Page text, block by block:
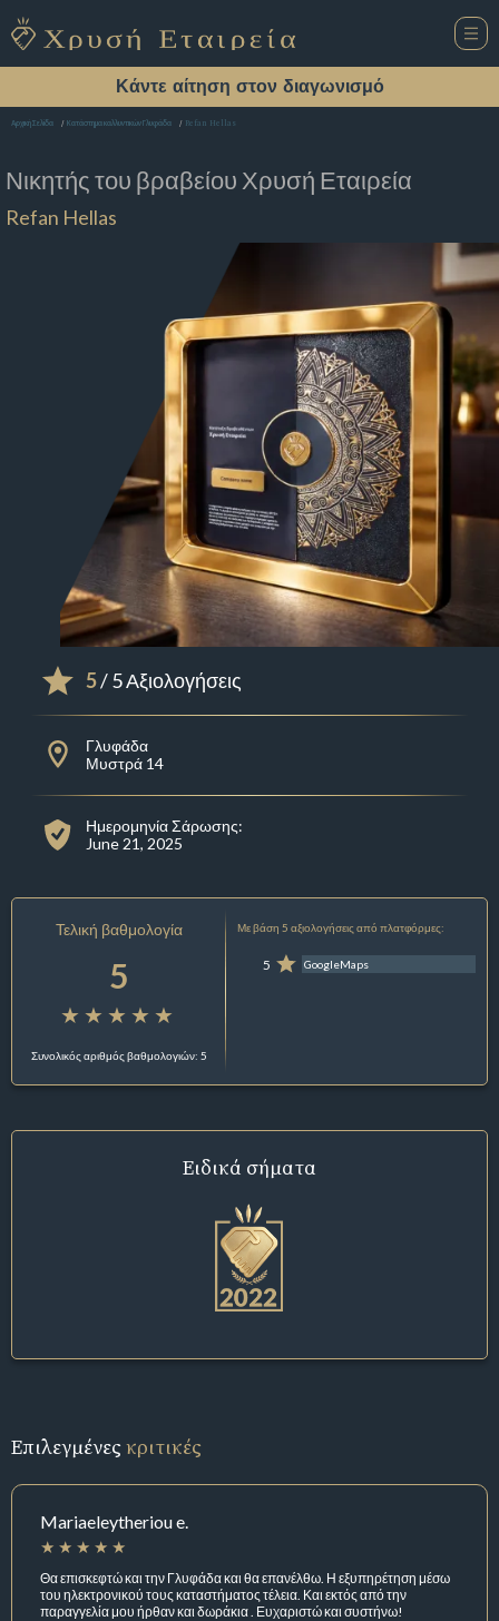
Κάντε αίτηση στον διαγωνισμό
Αρχική Σελίδα Κατάστημα καλλυντικών Γλυφάδα Refan Hellas
Νικητής του βραβείου Χρυσή Εταιρεία
Refan Hellas
5/ 5 Αξιολογήσεις
Γλυφάδα
Μυστρά 14
Ημερομηνία Σάρωσης:
June 21, 2025
Τελική βαθμολογία
5
Συνολικός αριθμός βαθμολογιών: 5
Με βάση 5 αξιολογήσεις από πλατφόρμες:
5 GoogleMaps
Ειδικά σήματα
Επιλεγμένεςκριτικές
Mariaeleytheriou e.
Θα επισκεφτώ και την Γλυφάδα και θα επανέλθω. Η εξυπηρέτηση μέσω
του ηλεκτρονικού τους καταστήματος τέλεια. Και εκτός από την
παραγγελία μου ήρθαν και δωράκια . Ευχαριστώ και συστήνω!